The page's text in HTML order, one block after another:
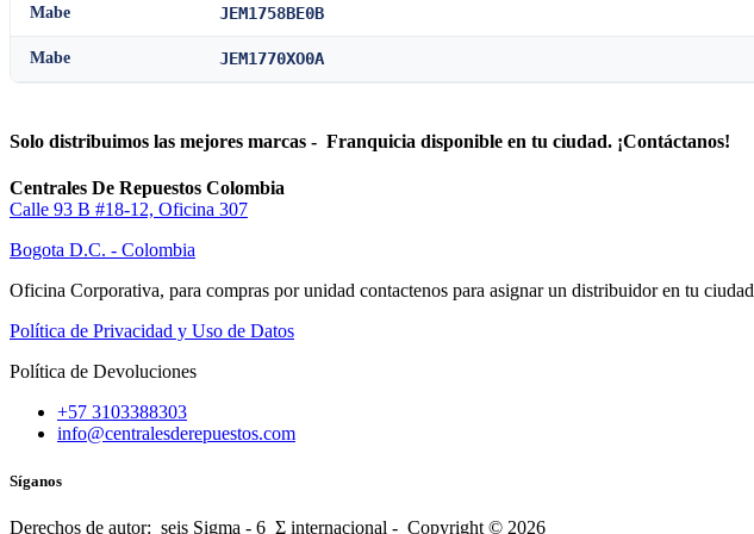
Mabe JEM1758BE0B
Mabe JEM1770XO0A
Solo distribuimos las mejores marcas - Franquicia disponible en tu ciudad. ¡Contáctanos!
Centrales De Repuestos Colombia
Calle 93 B #18-12, Oficina 307
Bogota D.C. - Colombia
Oficina Corporativa, para compras por unidad contactenos para asignar un distribuidor en tu ciudad
Política de Privacidad y Uso de Datos
Política de Devoluciones
+57 3103388303
info@centralesderepuestos.com
Síganos
Derechos de autor: seis Sigma - 6 Σ internacional - Copyright © 2026